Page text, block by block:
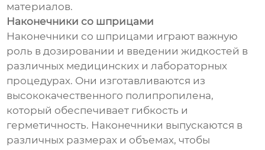
материалов.
Наконечники со шприцами
Наконечники со шприцами играют важную
роль в дозировании и введении жидкостей в
различных медицинских и лабораторных
процедурах. Они изготавливаются из
высококачественного полипропилена,
который обеспечивает гибкость и
герметичность. Наконечники выпускаются в
различных размерах и объемах, чтобы